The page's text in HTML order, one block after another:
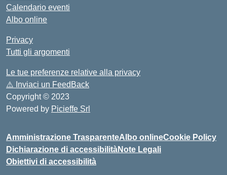
Calendario eventi
Albo online
Privacy
Tutti gli argomenti
Le tue preferenze relative alla privacy
⚠️ Inviaci un FeedBack
Copyright © 2023
Powered by Picieffe Srl
Amministrazione TrasparenteAlbo onlineCookie Policy
Dichiarazione di accessibilitàNote Legali
Obiettivi di accessibilità